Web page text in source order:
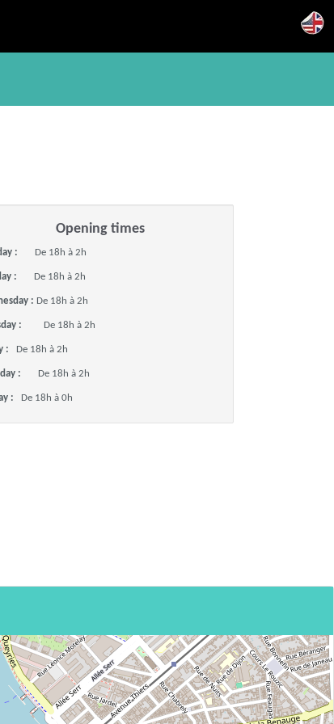
Opening times
: De 18h à 2h
: De 18h à 2h
: De 18h à 2h
: De 18h à 2h
: De 18h à 2h
: De 18h à 2h
: De 18h à 0h